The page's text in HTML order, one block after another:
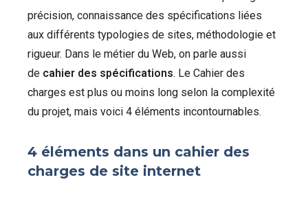
précision, connaissance des spécifications liées
aux différents typologies de sites, méthodologie et
rigueur. Dans le métier du Web, on parle aussi
de cahier des spécifications. Le Cahier des
charges est plus ou moins long selon la complexité
du projet, mais voici 4 éléments incontournables.
4 éléments dans un cahier des
charges de site internet